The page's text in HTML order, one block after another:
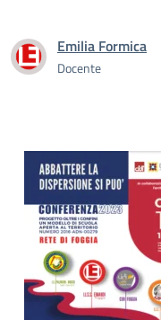
Emilia Formica
Docente